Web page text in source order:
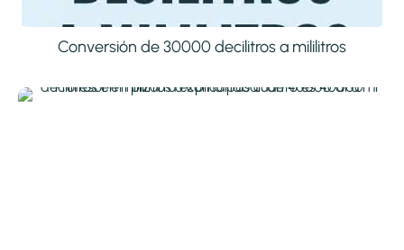
Conversión de 30000 decilitros a mililitros